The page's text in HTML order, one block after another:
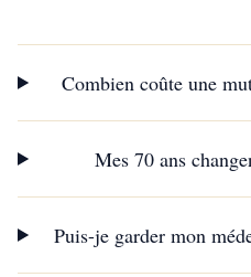
Combien coûte une
Mes 70 ans
Puis-je garder mon